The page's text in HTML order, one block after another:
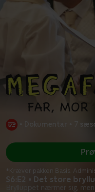
Dokumentar 7
S6:E2 • Det store
Brylluppet nærmer sig,
*Kræver pakken Basis.